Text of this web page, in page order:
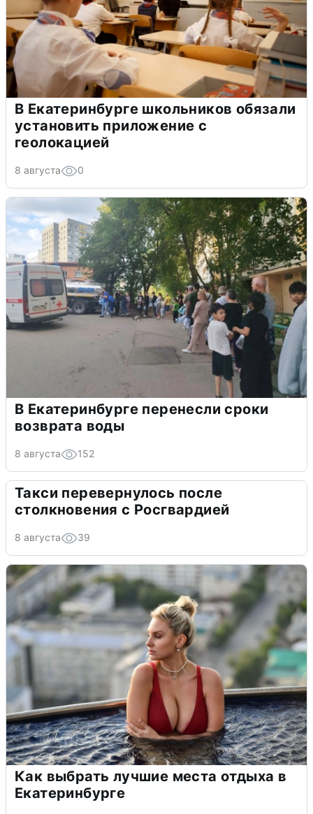
В Екатеринбурге школьников обязали
установить приложение с
геолокацией
8 августа 0
В Екатеринбурге перенесли сроки
возврата воды
8 августа 152
Такси перевернулось после
столкновения с Росгвардией
8 августа 39
Как выбрать лучшие места отдыха в
Екатеринбурге